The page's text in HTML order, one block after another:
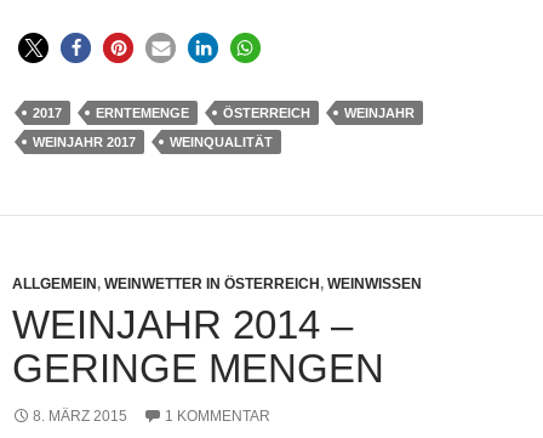
2017 ERNTEMENGE ÖSTERREICH
WEINJAHR
WEINJAHR 2017
WEINQUALITÄT
ALLGEMEIN , WEINWETTER IN ÖSTERREICH , WEINWISSEN
WEINJAHR 2014 –
GERINGE MENGEN
8. MÄRZ 2015 1 KOMMENTAR